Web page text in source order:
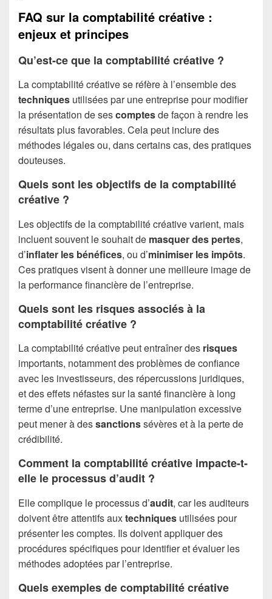
FAQ sur la comptabilité créative :
enjeux et principes
Qu’est-ce que la comptabilité créative ?
La comptabilité créative se réfère à l’ensemble des
techniques utilisées par une entreprise pour modifier
la présentation de sescomptesde façon à rendre les
résultats plus favorables. Cela peut inclure des
méthodes légales ou, dans certains cas, des pratiques
douteuses.
Quels sont les objectifs de la comptabilité
créative ?
Les objectifs de la comptabilité créative varient, mais
incluent souvent le souhait de masquer des pertes,
d’inflater les bénéfices, ou d’minimiser les impôts.
Ces pratiques visent à donner une meilleure image de
la performance financière de l’entreprise.
Quels sont les risques associés à la
comptabilité créative ?
La comptabilité créative peut entraîner des risques
importants, notamment des problèmes de confiance
avec les investisseurs, des répercussions juridiques,
et des effets néfastes sur la santé financière à long
terme d’une entreprise. Une manipulation excessive
peut mener à dessanctionssévères et à la perte de
crédibilité.
Comment la comptabilité créative impacte-t-
elle le processus d’audit ?
Elle complique le processus d’audit, car les auditeurs
doivent être attentifs auxtechniques utilisées pour
présenter les comptes. Ils doivent appliquer des
procédures spécifiques pour identifier et évaluer les
méthodes adoptées par l’entreprise.
Quels exemples de comptabilité créative